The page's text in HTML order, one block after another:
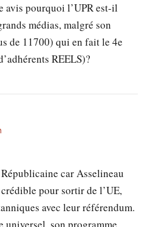
avis pourquoi l’UPR est-il
médias, malgré son
de 11700) qui en fait le 4e
REELS)?
car Asselineau
pour sortir de l’UE,
avec leur référendum.